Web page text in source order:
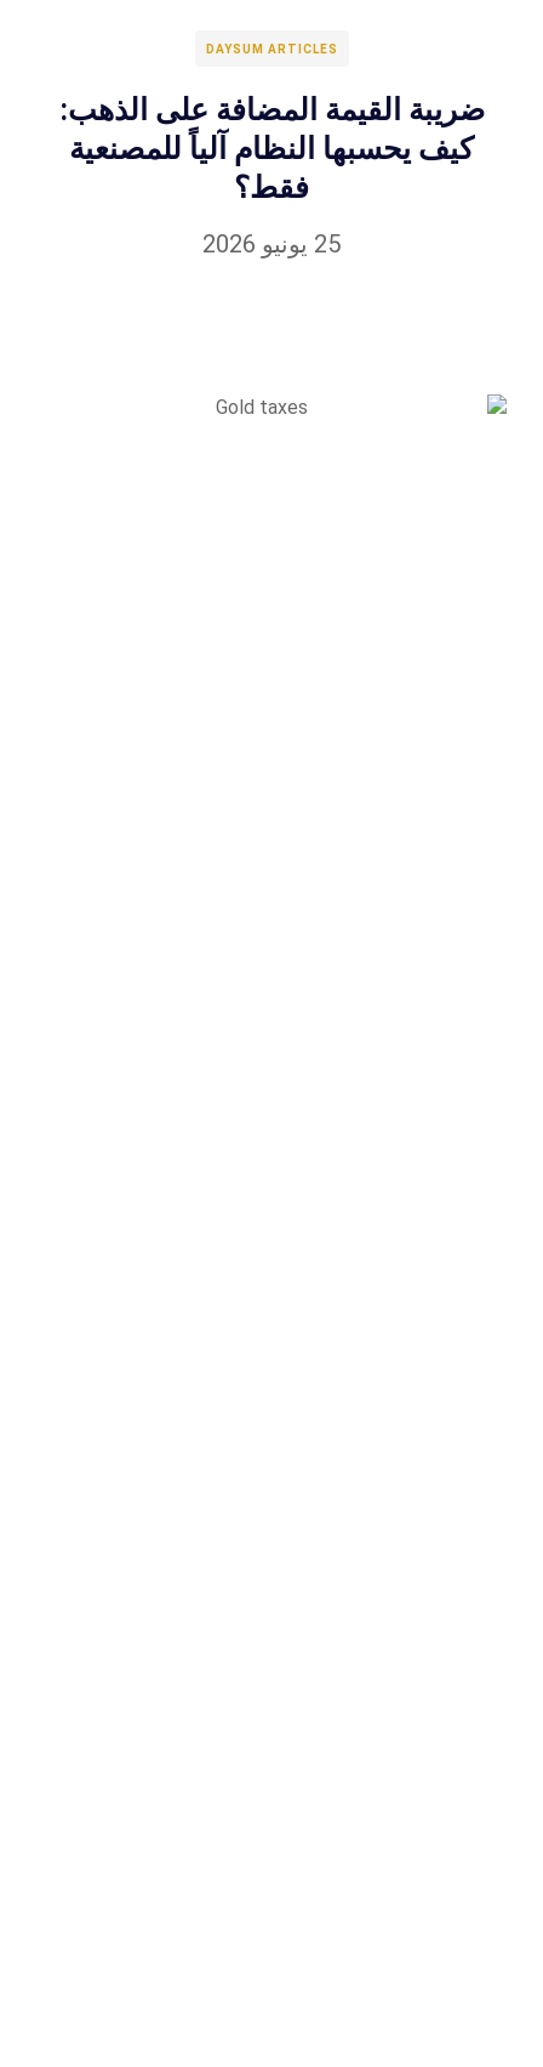
DAYSUM ARTICLES
ضريبة القيمة المضافة على الذهب:
كيف يحسبها النظام آلياً للمصنعية
فقط؟
25 يونيو 2026